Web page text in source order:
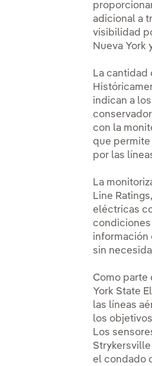
adicional a
visibilidad
Nueva York
La cantidad
indican a
con la
que
por las
La
Line
eléctricas
información
sin
Como parte
York State
las líneas
los
Los
el condado